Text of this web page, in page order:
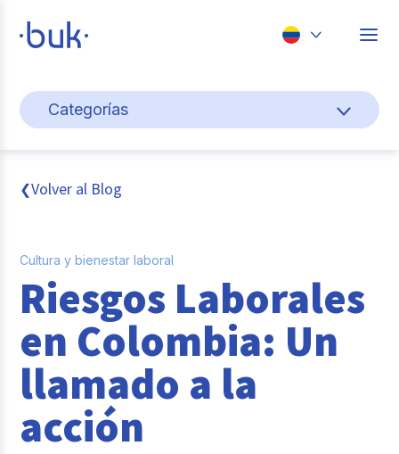
Perú
Categorías
Cultura y bienestar laboral
Gestión de personas
Pago de nómina
Buk
Transformación digital
Tendencias y Data
Reclutamiento y Selección
❮Volver al Blog
Cultura y bienestar laboral
Riesgos Laborales
en Colombia: Un
llamado a la
acción